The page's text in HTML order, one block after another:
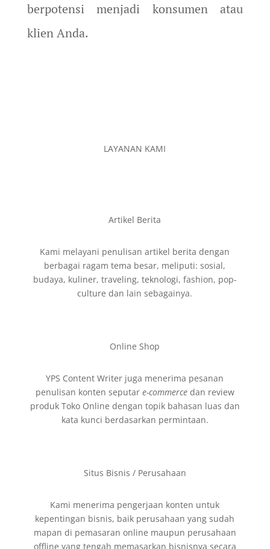
berpotensi menjadi konsumen atau
klien Anda.
LAYANAN KAMI
Artikel Berita
Kami melayani penulisan artikel berita dengan
berbagai ragam tema besar, meliputi: sosial,
budaya, kuliner, traveling, teknologi, fashion, pop-
culture dan lain sebagainya.
Online Shop
YPS Content Writer juga menerima pesanan
penulisan konten seputar e-commercedan review
produk Toko Online dengan topik bahasan luas dan
kata kunci berdasarkan permintaan.
Situs Bisnis / Perusahaan
Kami menerima pengerjaan konten untuk
kepentingan bisnis, baik perusahaan yang sudah
mapan di pemasaran online maupun perusahaan
offline yang tengah memasarkan bisnisnya secara